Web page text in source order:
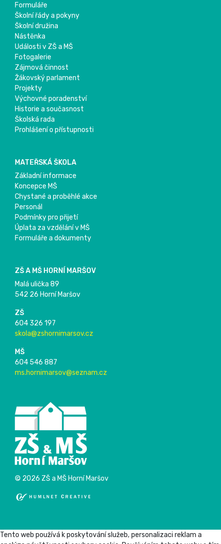
Formuláře
Školní řády a pokyny
Školní družina
Nástěnka
Události v ZŠ a MŠ
Fotogalerie
Zájmová činnost
Žákovský parlament
Projekty
Výchovné poradenství
Historie a současnost
Školská rada
Prohlášení o přístupnosti
MATEŘSKÁ ŠKOLA
Základní informace
Koncepce MŠ
Chystané a proběhlé akce
Personál
Podmínky pro přijetí
Úplata za vzdělání v MŠ
Formuláře a dokumenty
ZŠ A MŠ HORNÍ MARŠOV
Malá ulička 89
542 26 Horní Maršov
ZŠ
604 326 197
skola@zshornimarsov.cz
MŠ
604 546 887
ms.hornimarsov@seznam.cz
© 2026 ZŠ a MŠ Horní Maršov
Tento web používá k poskytování služeb, personalizaci reklam a